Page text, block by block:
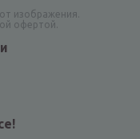
изображения.
офертой.